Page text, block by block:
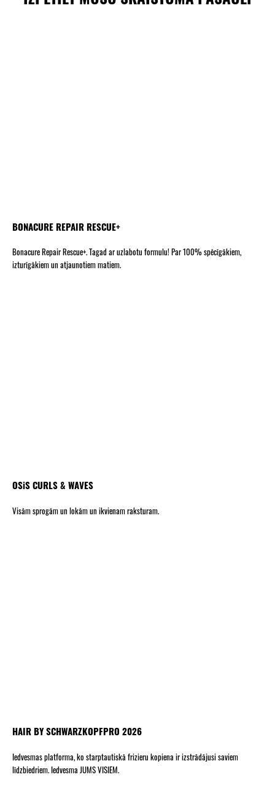
BONACURE REPAIR RESCUE+
Bonacure Repair Rescue+. Tagad ar uzlabotu formulu! Par 100% spēcīgākiem,
izturīgākiem un atjaunotiem matiem.
OSiS CURLS & WAVES
Visām sprogām un lokām un ikvienam raksturam.
HAIR BY SCHWARZKOPFPRO 2026
Iedvesmas platforma, ko starptautiskā frizieru kopiena ir izstrādājusi saviem
līdzbiedriem. Iedvesma JUMS VISIEM.